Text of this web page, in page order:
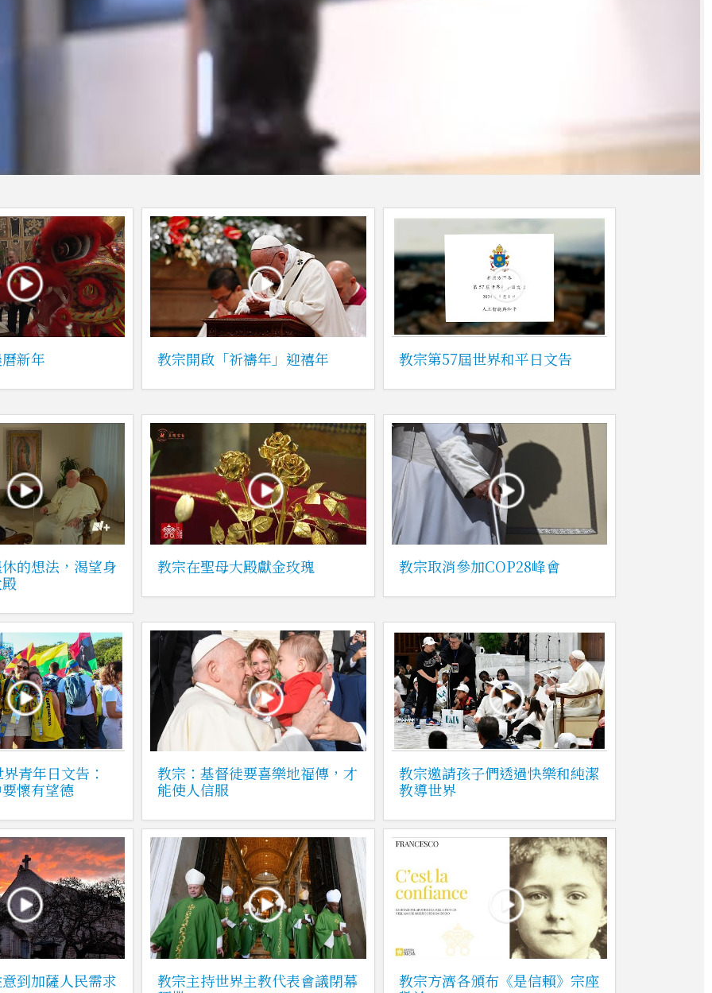
新年 教宗開啟「祈禱年」迎禧年 教宗第57屆世界和平日文告
的想法，渴望身
教宗在聖母大殿獻金玫瑰 教宗取消參加COP28峰會
青年日文告：
懷有望德
教宗：基督徒要喜樂地福傳，才
能使人信服
教宗邀請孩子們透過快樂和純潔
教導世界
到加薩人民需求
教宗主持世界主教代表會議閉幕
教宗方濟各頒布《是信賴》宗座